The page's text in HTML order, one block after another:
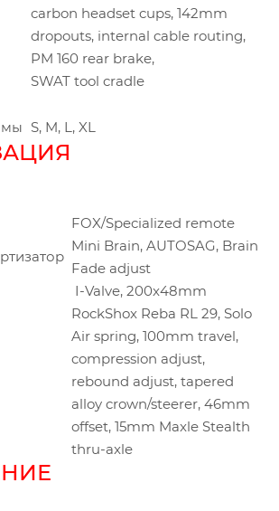
carbon headset cups, 142mm
dropouts, internal cable routing,
PM 160 rear brake,
SWAT tool cradle
S, M, L, XL
FOX/Specialized remote
Mini Brain, AUTOSAG, Brain
Fade adjust
I-Valve, 200x48mm
RockShox Reba RL 29, Solo
Air spring, 100mm travel,
compression adjust,
rebound adjust, tapered
alloy crown/steerer, 46mm
offset, 15mm Maxle Stealth
thru-axle